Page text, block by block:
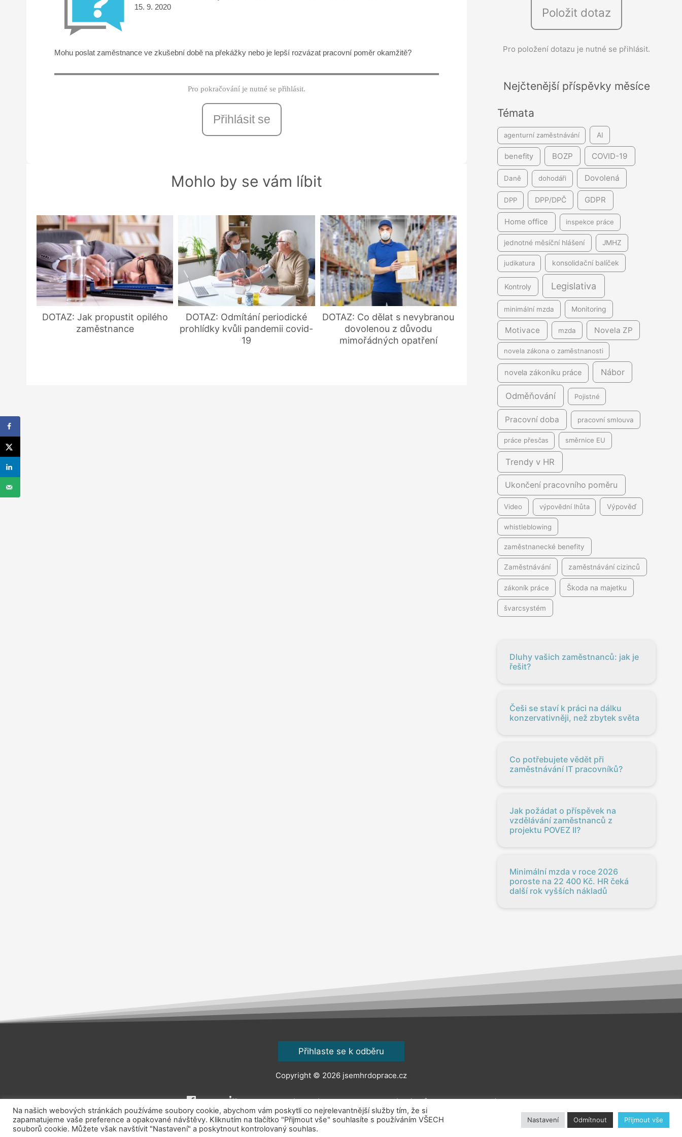
15. 9. 2020
Mohu poslat zaměstnance ve zkušební době na překážky nebo je lepší rozvázat pracovní poměr okamžitě?
Pro pokračování je nutné se přihlásit.
Přihlásit se
Mohlo by se vám líbit
DOTAZ: Jak propustit opilého
zaměstnance
DOTAZ: Odmítání periodické
prohlídky kvůli pandemii covid-
19
DOTAZ: Co dělat s nevybranou
dovolenou z důvodu
mimořádných opatření
Položit dotaz
Pro položení dotazu je nutné se přihlásit.
Nejčtenější příspěvky měsíce
Témata
agenturní zaměstnávání AI
benefity BOZP COVID-19
Daně dohodáři Dovolená
DPP DPP/DPČ GDPR
Home office inspekce práce
jednotné měsíční hlášení JMHZ
judikatura konsolidační balíček
Kontroly Legislativa
minimální mzda Monitoring
Motivace mzda Novela ZP
novela zákona o zaměstnanosti
novela zákoníku práce Nábor
Odměňování Pojistné
Pracovní doba pracovní smlouva
práce přesčas směrnice EU
Trendy v HR
Ukončení pracovního poměru
Video výpovědní lhůta Výpověď
whistleblowing
zaměstnanecké benefity
Zaměstnávání zaměstnávání cizinců
zákoník práce Škoda na majetku
švarcsystém
Dluhy vašich zaměstnanců: jak je
řešit?
Češi se staví k práci na dálku
konzervativněji, než zbytek světa
Co potřebujete vědět při
zaměstnávání IT pracovníků?
Jak požádat o příspěvek na
vzdělávání zaměstnanců z
projektu POVEZ II?
Minimální mzda v roce 2026
poroste na 22 400 Kč. HR čeká
další rok vyšších nákladů
Přihlaste se k odběru
Copyright © 2026 jsemhrdoprace.cz
Obchodní podmínky Ochrana osobních údajů Kontakt O nás
Na našich webových stránkách používáme soubory cookie, abychom vám poskytli co nejrelevantnější služby tím, že si
zapamatujeme vaše preference a opakované návštěvy. Kliknutím na tlačítko "Přijmout vše" souhlasíte s používáním VŠECH
souborů cookie. Můžete však navštívit "Nastavení" a poskytnout kontrolovaný souhlas.
Nastavení Odmítnout Přijmout vše